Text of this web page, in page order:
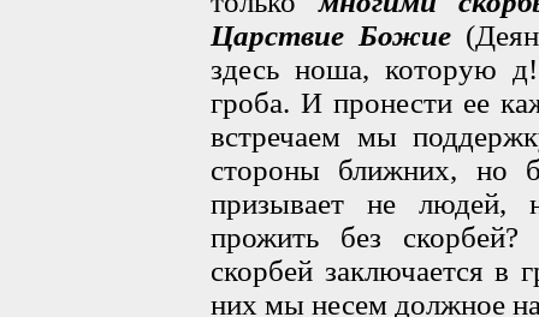
Царствие Божие
здесь ноша, которую
гроба. И пронести ее
встречаем мы
стороны ближних, но
призывает не людей,
прожить без
скорбей заключается в
них мы несем должное